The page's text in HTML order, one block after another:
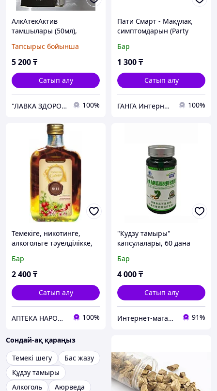
АлкАтекАктив
тамшылары (50мл),
Тапсырыс бойынша
5 200₸
Сатып алу
"ЛАВКА ЗДОРОВЬЯ" 100%
Пати Смарт - Мақұлақ
симптомдарын (Party
капсула
Бар
1 300₸
Сатып алу
ГАНГА Интернет-магазин 100%
Темекіге, никотинге,
алкогольге тәуелділікке,
қарсы, 250 мл
Бар
2 400₸
Сатып алу
АПТЕКА НАРОДНОЙ МЕДИЦИНЫ 100%
"Кудзу тамыры"
капсулалары, 60 дана
Бар
4 000₸
Сатып алу
Интернет-магазин «BIOLIFE.KZ» 91%
Сондай-ақ қараңыз
Темекі шегу
Бас жазу
Құдзу тамыры
Алкоголь
Аюрведа